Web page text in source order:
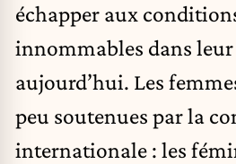
échapper aux
innommables dans leur
aujourd’hui. Les
peu soutenues par la
internationale : les